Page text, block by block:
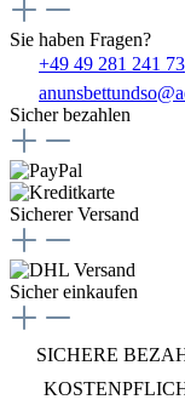
Sie haben Fragen?
+49 49 281 241 73
Sicher bezahlen
Sicherer Versand
Sicher einkaufen
SICHERE